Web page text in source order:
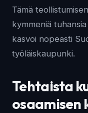
Tämä
kymmeniä
kasvoi nopeasti
työläiskaupunki.
Tehtaista
osaamisen